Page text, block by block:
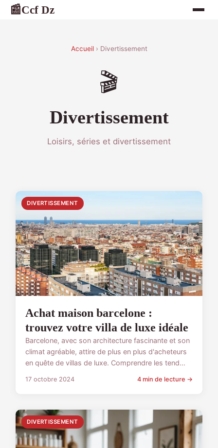
📰Ccf Dz
Accueil› Divertissement
🎬
Divertissement
Loisirs, séries et divertissement
DIVERTISSEMENT
Achat maison barcelone :
trouvez votre villa de luxe idéale
Barcelone, avec son architecture fascinante et son
climat agréable, attire de plus en plus d'acheteurs
en quête de villas de luxe. Comprendre les tend...
17 octobre 2024 4 min de lecture →
DIVERTISSEMENT